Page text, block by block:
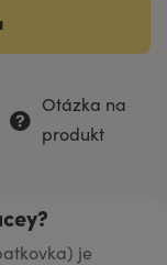
Otázka na
produkt
je